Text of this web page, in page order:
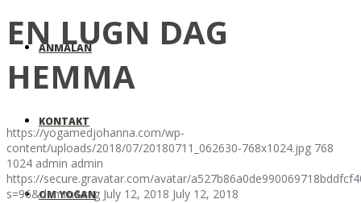
ANMÄLAN
KONTAKT
OM YOGAN
EN LUGN DAG
HEMMA
https://yogamedjohanna.com/wp-
content/uploads/2018/07/20180711_062630-768x1024.jpg 768
1024 admin admin
https://secure.gravatar.com/avatar/
s=96&d=mm&r=g July 12, 2018 July 12, 2018